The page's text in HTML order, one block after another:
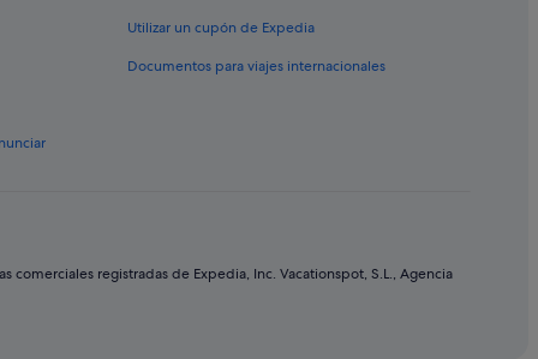
Utilizar un cupón de Expedia
Documentos para viajes internacionales
registradas de Expedia, Inc. Vacationspot, S.L., Agencia